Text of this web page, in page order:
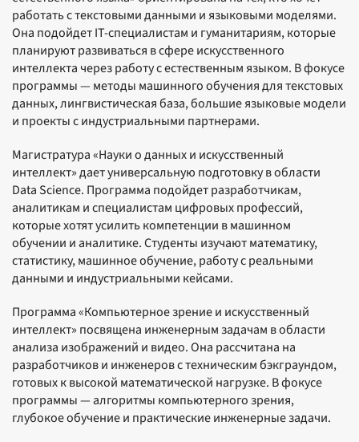
работать с текстовыми данными и языковыми моделями.
Она подойдет IT-специалистам и гуманитариям, которые
планируют развиваться в сфере искусственного
интеллекта через работу с естественным языком. В фокусе
программы — методы машинного обучения для текстовых
данных, лингвистическая база, большие языковые модели
и проекты с индустриальными партнерами.
Магистратура «Науки о данных и искусственный
интеллект» дает универсальную подготовку в области
Data Science. Программа подойдет разработчикам,
аналитикам и специалистам цифровых профессий,
которые хотят усилить компетенции в машинном
обучении и аналитике. Студенты изучают математику,
статистику, машинное обучение, работу с реальными
данными и индустриальными кейсами.
Программа «Компьютерное зрение и искусственный
интеллект» посвящена инженерным задачам в области
анализа изображений и видео. Она рассчитана на
разработчиков и инженеров с техническим бэкграундом,
готовых к высокой математической нагрузке. В фокусе
программы — алгоритмы компьютерного зрения,
глубокое обучение и практические инженерные задачи.